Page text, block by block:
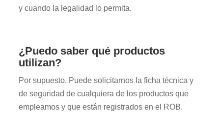
y cuando la legalidad lo permita.
¿Puedo saber qué productos
utilizan?
Por supuesto. Puede solicitarnos la ficha técnica y
de seguridad de cualquiera de los productos que
empleamos y que están registrados en el ROB.